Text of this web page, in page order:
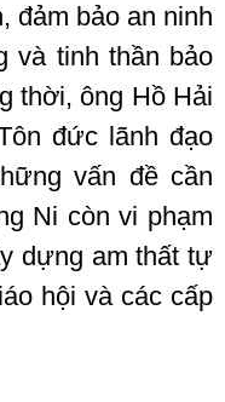
đảm bảo an ninh
và tinh thần bảo
thời, ông Hồ Hải
đức lãnh đạo
vấn đề cần
Ni còn vi phạm
dựng am thất tự
hội và các cấp